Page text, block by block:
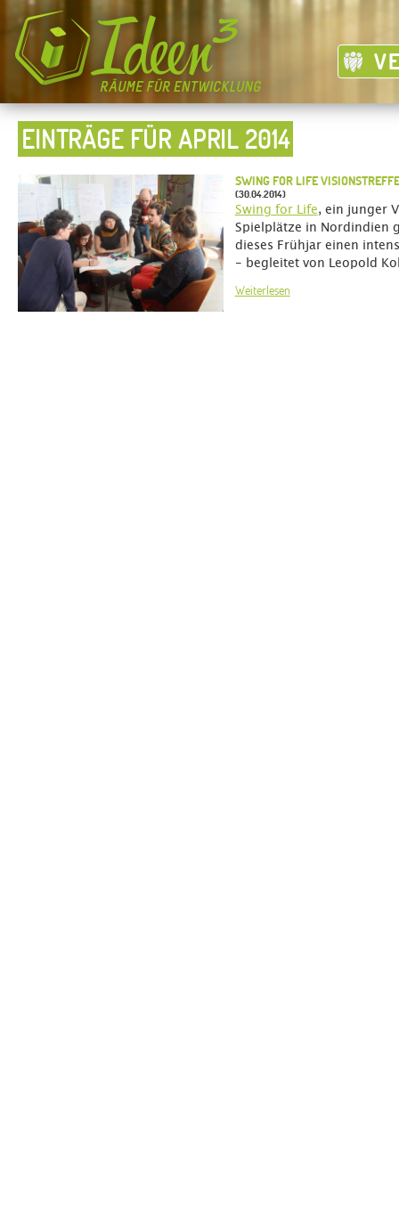
EINTRÄGE FÜR APRIL 2014
SWING FOR LIFE
(30.04.2014)
Swing for Life, ein junger
Spielplätze in Nordindien
dieses Frühjar einen
- begleitet von Leopold
Weiterlesen